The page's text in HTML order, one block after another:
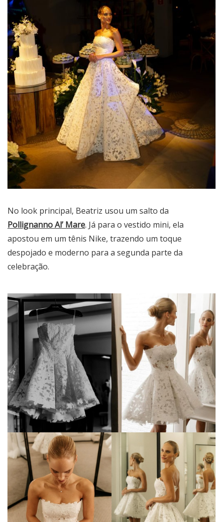
No look principal, Beatriz usou um salto da
Pollignanno Al’ Mare. Já para o vestido mini, ela
apostou em um tênis Nike, trazendo um toque
despojado e moderno para a segunda parte da
celebração.